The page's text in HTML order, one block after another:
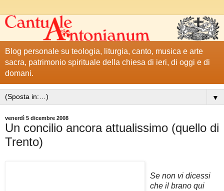
Blog personale su teologia, liturgia, canto, musica e arte
sacra, patrimonio spirituale della chiesa di ieri, di oggi e di
domani.
▼
venerdì 5 dicembre 2008
Un concilio ancora attualissimo (quello di
Trento)
Se non vi dicessi
che il brano qui